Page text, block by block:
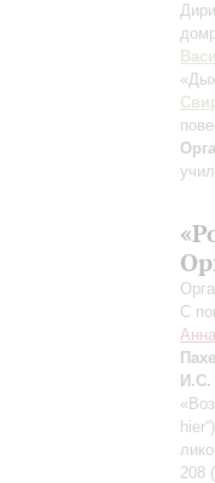
С
И.С.
208